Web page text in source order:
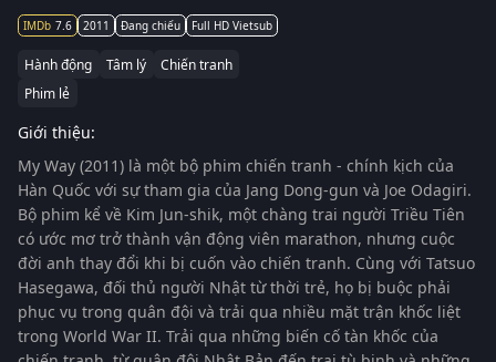
7.6 2011 Đang chiếu Full HD Vietsub
Hành động Tâm lý
Chiến tranh
Phim lẻ
Giới thiệu:
My Way (2011) là một bộ phim chiến tranh - chính kịch của
Hàn Quốc với sự tham gia của Jang Dong-gun và Joe Odagiri.
Bộ phim kể về Kim Jun-shik, một chàng trai người Triều Tiên
có ước mơ trở thành vận động viên marathon, nhưng cuộc
đời anh thay đổi khi bị cuốn vào chiến tranh. Cùng với Tatsuo
Hasegawa, đối thủ người Nhật từ thời trẻ, họ bị buộc phải
phục vụ trong quân đội và trải qua nhiều mặt trận khốc liệt
trong World War II. Trải qua những biến cố tàn khốc của